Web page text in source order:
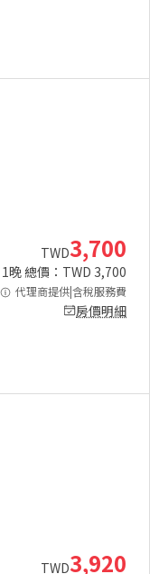
TWD3,700
1晚 總價：TWD 3,700
代理商提供|含稅服務費
房價明細
TWD3,920